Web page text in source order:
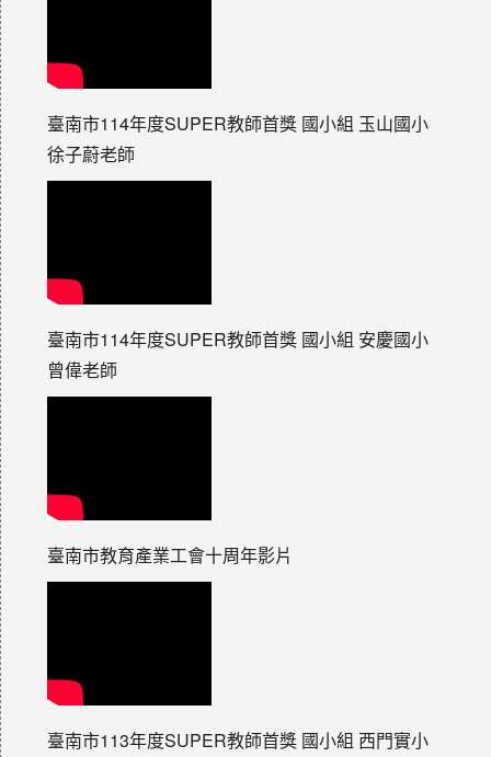
臺南市114年度SUPER教師首獎 國小組 玉山國小
徐子蔚老師
臺南市114年度SUPER教師首獎 國小組 安慶國小
曾偉老師
臺南市教育產業工會十周年影片
臺南市113年度SUPER教師首獎 國小組 西門實小